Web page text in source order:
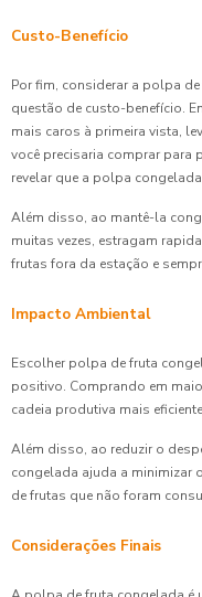
Custo-Benefício
Por fim, considerar a polpa
questão de custo-benefício.
mais caros à primeira vista,
você precisaria comprar para
revelar que a polpa
Além disso, ao mantê-la
muitas vezes, estragam
frutas fora da estação e
Impacto Ambiental
Escolher polpa de fruta
positivo. Comprando em
cadeia produtiva mais
Além disso, ao reduzir o
congelada ajuda a minimizar
de frutas que não foram
Considerações Finais